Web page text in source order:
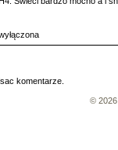
komentarze.
©